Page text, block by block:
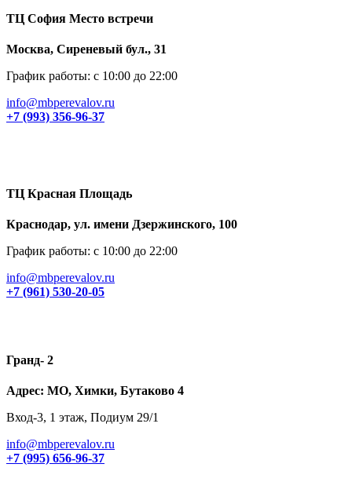
ТЦ София Место встречи
Москва, Сиреневый бул., 31
График работы: с 10:00 до 22:00
info@mbperevalov.ru
+7 (993) 356-96-37
ТЦ Красная Площадь
Краснодар, ул. имени Дзержинского, 100
График работы: с 10:00 до 22:00
info@mbperevalov.ru
+7 (961) 530-20-05
Гранд- 2
Адрес: МО, Химки, Бутаково 4
Вход-3, 1 этаж, Подиум 29/1
info@mbperevalov.ru
+7 (995) 656-96-37